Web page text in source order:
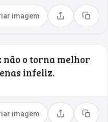
imagem Compartilhar
Copiar
não o torna melhor
infeliz.
imagem Compartilhar
Copiar